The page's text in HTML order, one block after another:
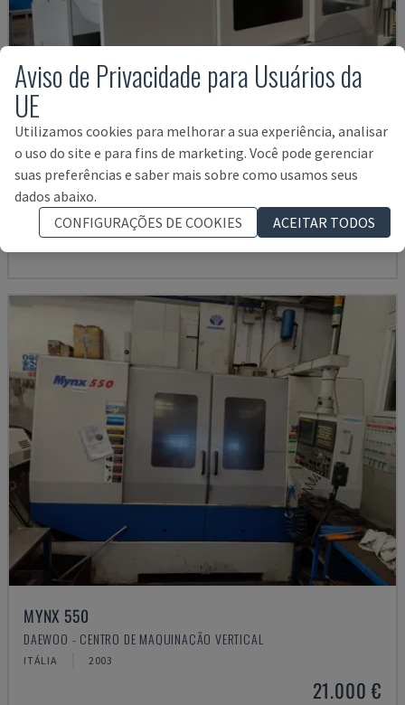
U5-1530
SPINNER - CENTRO DE MAQUINAÇÃO VERTICAL
ALEMANHA 2021 6.000 HRS
145.000 €
MYNX 550
DAEWOO - CENTRO DE MAQUINAÇÃO VERTICAL
ITÁLIA 2003
21.000 €
Aviso de Privacidade para Usuários da
UE
Utilizamos cookies para melhorar a sua experiência, analisar
o uso do site e para fins de marketing. Você pode gerenciar
suas preferências e saber mais sobre como usamos seus
dados abaixo.
CONFIGURAÇÕES DE COOKIES
ACEITAR TODOS